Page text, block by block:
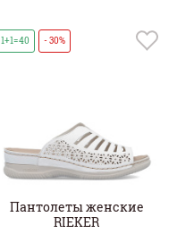
1+1=40 - 30%
Пантолеты женские
RIEKER